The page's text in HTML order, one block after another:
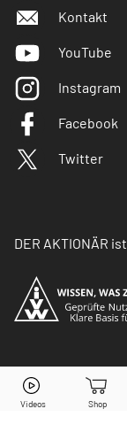
BASF Aktie jetzt
Kontakt
YouTube
Instagram
Facebook
Twitter
DER AKTIONÄR
© Copyright